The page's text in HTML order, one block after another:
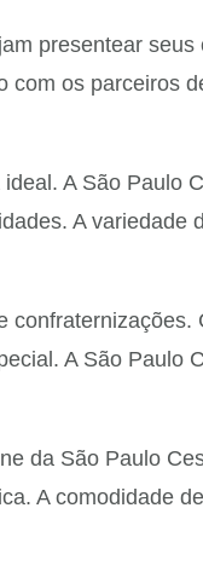
presentear
os parceiros
A São Paulo
A variedade
confraternizações.
A São Paulo
da São Paulo
A comodidade